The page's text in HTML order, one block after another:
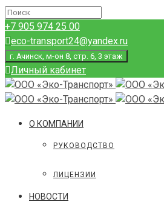
+7 905 974 25 00
eco-transport24@yandex.ru
г. Ачинск, м-он 8, стр. 6, 3 этаж
Личный кабинет
О КОМПАНИИ
РУКОВОДСТВО
ЛИЦЕНЗИИ
НОВОСТИ